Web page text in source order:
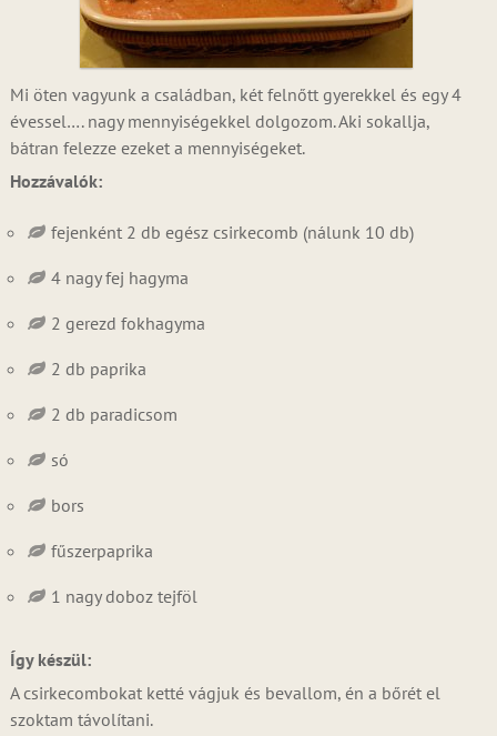
Mi öten vagyunk a családban, két felnőtt gyerekkel és egy 4
évessel…. nagy mennyiségekkel dolgozom. Aki sokallja,
bátran felezze ezeket a mennyiségeket.
Hozzávalók:
fejenként 2 db egész csirkecomb (nálunk 10 db)
4 nagy fej hagyma
2 gerezd fokhagyma
2 db paprika
2 db paradicsom
só
bors
fűszerpaprika
1 nagy doboz tejföl
Így készül:
A csirkecombokat ketté vágjuk és bevallom, én a bőrét el
szoktam távolítani.